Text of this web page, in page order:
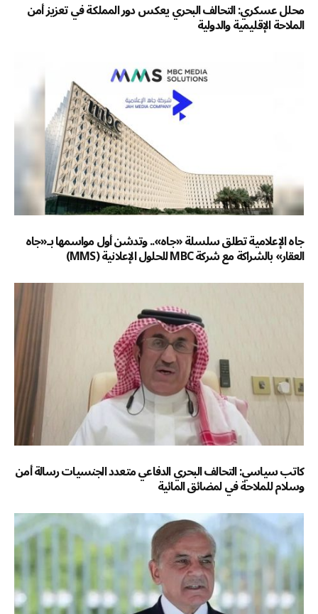
محلل عسكري: التحالف البحري يعكس دور المملكة في تعزيز أمن
الملاحة الإقليمية والدولية
جاه الإعلامية تطلق سلسلة «جاه».. وتدشن أول مواسمها بـ«جاه
العقار» بالشراكة مع شركة MBC للحلول الإعلانية (MMS)
كاتب سياسي: التحالف البحري الدفاعي متعدد الجنسيات رسالة أمن
وسلام للملاحة في لمضائق المائية